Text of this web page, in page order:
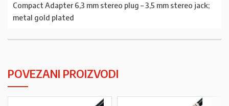
Compact Adapter 6,3 mm stereo plug – 3,5 mm stereo jack;
metal gold plated
POVEZANI PROIZVODI